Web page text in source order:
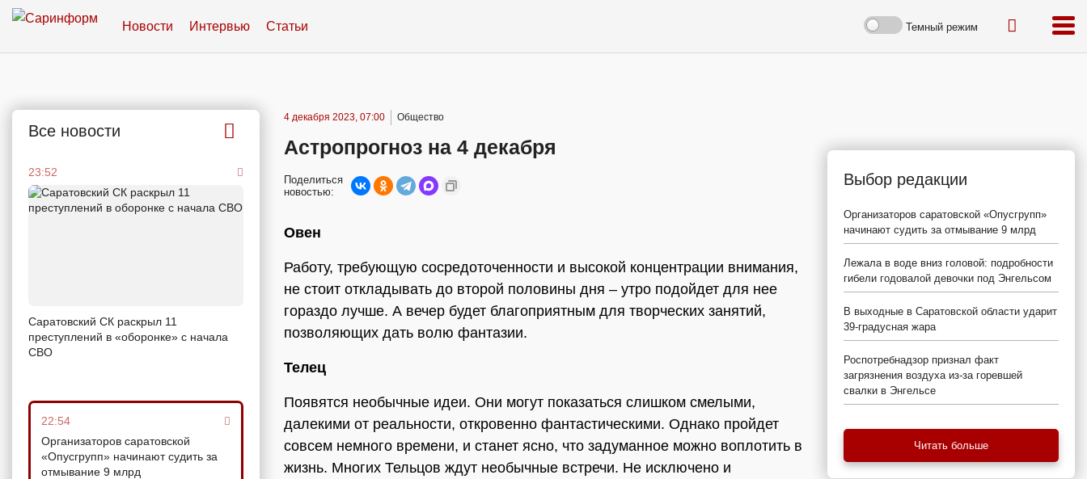
Новости Интервью Статьи Темный режим
Все новости
23:52
Саратовский СК раскрыл 11
преступлений в «оборонке» с начала
СВО
22:54
Организаторов саратовской
«Опусгрупп» начинают судить за
отмывание 9 млрд
4 декабря 2023, 07:00 Общество
Астропрогноз на 4 декабря
Поделиться
новостью:
Овен
Работу, требующую сосредоточенности и высокой концентрации внимания,
не стоит откладывать до второй половины дня – утро подойдет для нее
гораздо лучше. А вечер будет благоприятным для творческих занятий,
позволяющих дать волю фантазии.
Телец
Появятся необычные идеи. Они могут показаться слишком смелыми,
далекими от реальности, откровенно фантастическими. Однако пройдет
совсем немного времени, и станет ясно, что задуманное можно воплотить в
жизнь. Многих Тельцов ждут необычные встречи. Не исключено и
Выбор редакции
Организаторов саратовской «Опусгрупп»
начинают судить за отмывание 9 млрд
Лежала в воде вниз головой: подробности
гибели годовалой девочки под Энгельсом
В выходные в Саратовской области ударит
39-градусная жара
Роспотребнадзор признал факт
загрязнения воздуха из-за горевшей
свалки в Энгельсе
Читать больше